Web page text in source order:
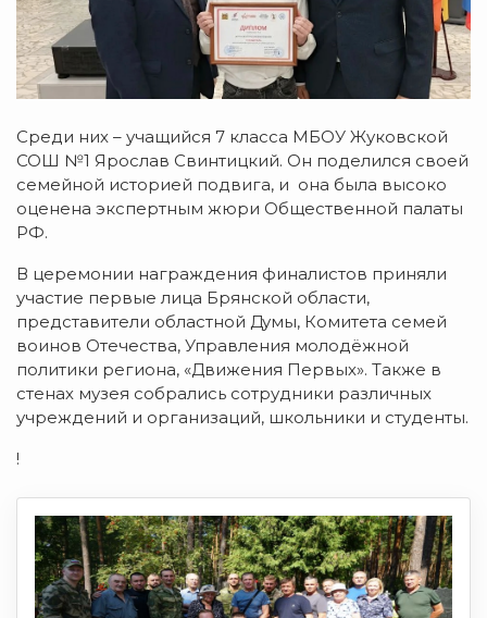
Среди них – учащийся 7 класса МБОУ Жуковской
СОШ №1 Ярослав Свинтицкий. Он поделился своей
семейной историей подвига, и она была высоко
оценена экспертным жюри Общественной палаты
РФ.
В церемонии награждения финалистов приняли
участие первые лица Брянской области,
представители областной Думы, Комитета семей
воинов Отечества, Управления молодёжной
политики региона, «Движения Первых». Также в
стенах музея собрались сотрудники различных
учреждений и организаций, школьники и студенты.
!